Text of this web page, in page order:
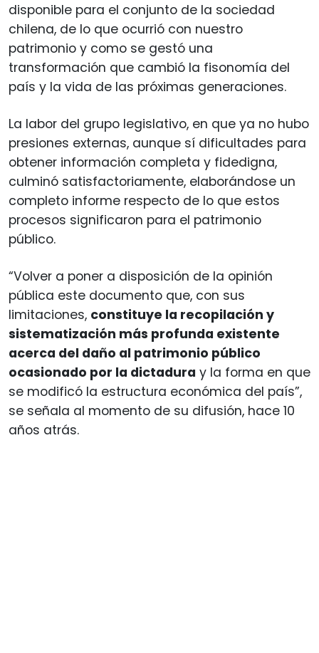
disponible para el conjunto de la sociedad
chilena, de lo que ocurrió con nuestro
patrimonio y como se gestó una
transformación que cambió la fisonomía del
país y la vida de las próximas generaciones.
La labor del grupo legislativo, en que ya no hubo
presiones externas, aunque sí dificultades para
obtener información completa y fidedigna,
culminó satisfactoriamente, elaborándose un
completo informe respecto de lo que estos
procesos significaron para el patrimonio
público.
“Volver a poner a disposición de la opinión
pública este documento que, con sus
limitaciones, constituye la recopilación y
sistematización más profunda existente
acerca del daño al patrimonio público
ocasionado por la dictadura y la forma en que
se modificó la estructura económica del país”,
se señala al momento de su difusión, hace 10
años atrás.